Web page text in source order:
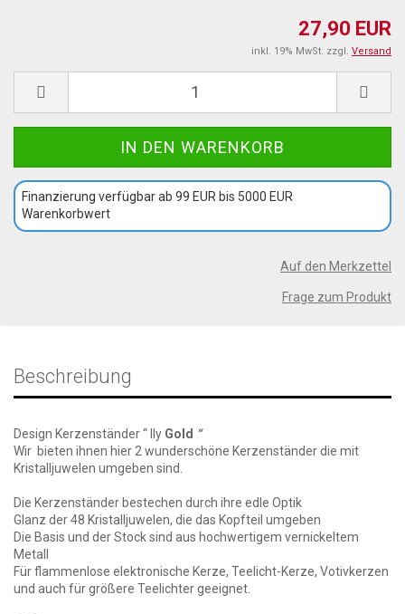
27,90 EUR
inkl. 19% MwSt. zzgl. Versand
Finanzierung verfügbar ab 99 EUR bis 5000 EUR
Warenkorbwert
Auf den Merkzettel
Frage zum Produkt
Beschreibung
Design Kerzenständer “ Ily Gold “
Wir bieten ihnen hier 2 wunderschöne Kerzenständer die mit
Kristalljuwelen umgeben sind.
Die Kerzenständer bestechen durch ihre edle Optik
Glanz der 48 Kristalljuwelen, die das Kopfteil umgeben
Die Basis und der Stock sind aus hochwertigem vernickeltem
Metall
Für flammenlose elektronische Kerze, Teelicht-Kerze, Votivkerzen
und auch für größere Teelichter geeignet.